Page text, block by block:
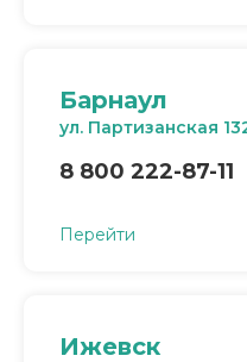
Барнаул
ул. Партизанская
8 800 222-87-11
Перейти
Ижевск